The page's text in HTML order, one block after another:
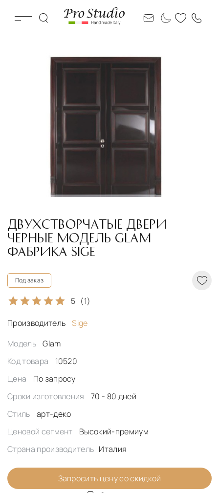
ДВУХСТВОРЧАТЫЕ ДВЕРИ
ЧЕРНЫЕ МОДЕЛЬ GLAM
ФАБРИКА SIGE
Под заказ
5 (1)
Производитель
Sige
Модель
Glam
Код товара
10520
Цена
По запросу
Сроки изготовления
70 - 80 дней
Стиль
арт-деко
Ценовой сегмент
Высокий-премиум
Страна производитель Италия
Запросить цену со скидкой